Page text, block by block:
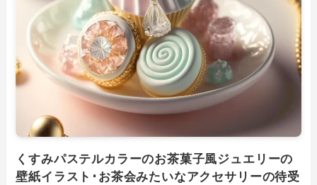
くすみパステルカラーのお茶菓子風ジュエリーの
壁紙イラスト･お茶会みたいなアクセサリーの待受